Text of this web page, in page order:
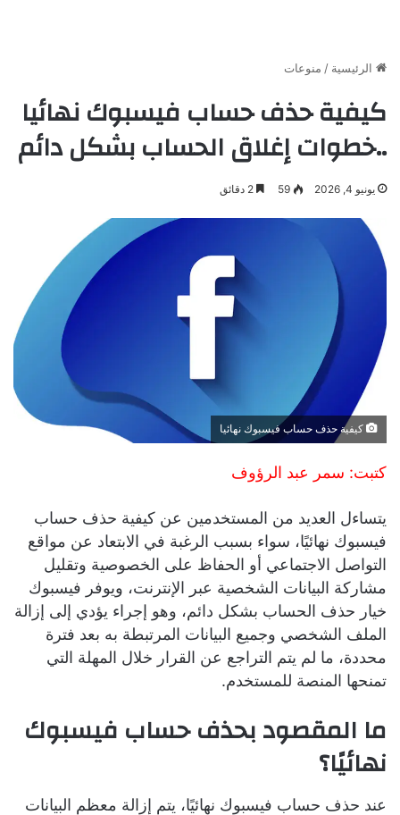
الرئيسية / منوعات
كيفية حذف حساب فيسبوك نهائيا
..خطوات إغلاق الحساب بشكل دائم
يونيو 4, 2026 59
كيفية حذف حساب فيسبوك نهائيا
كتبت: سمر عبد الرؤوف
يتساءل العديد من المستخدمين عن كيفية حذف حساب
فيسبوك نهائيًا، سواء بسبب الرغبة في الابتعاد عن مواقع
التواصل الاجتماعي أو الحفاظ على الخصوصية وتقليل
مشاركة البيانات الشخصية عبر الإنترنت، ويوفر فيسبوك
خيار حذف الحساب بشكل دائم، وهو إجراء يؤدي إلى إزالة
الملف الشخصي وجميع البيانات المرتبطة به بعد فترة
محددة، ما لم يتم التراجع عن القرار خلال المهلة التي
تمنحها المنصة للمستخدم.
ما المقصود بحذف حساب فيسبوك
نهائيًا؟
عند حذف حساب فيسبوك نهائيًا، يتم إزالة معظم البيانات